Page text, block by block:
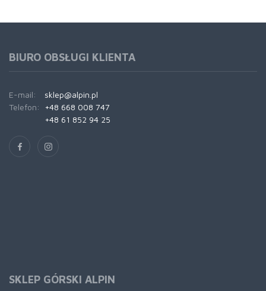
BIURO OBSŁUGI KLIENTA
E-mail:
sklep@alpin.pl
Telefon:
+48 668 008 747
+48 61 852 94 25
SKLEP GÓRSKI ALPIN